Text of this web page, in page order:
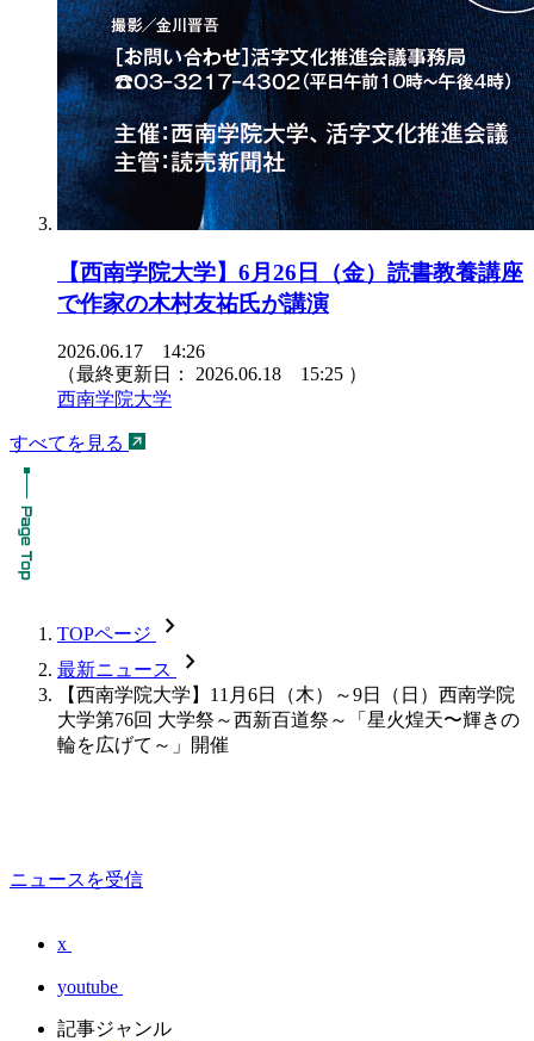
【西南学院大学】6月26日（金）読書教養講座
で作家の木村友祐氏が講演
2026.06.17 14:26
（最終更新日： 2026.06.18 15:25 ）
西南学院大学
すべてを見る
TOPページ chevron_forward
最新ニュース chevron_forward
【西南学院大学】11月6日（木）～9日（日）西南学院
大学第76回 大学祭～西新百道祭～「星火煌天〜輝きの
輪を広げて～」開催
ニュースを受信
x
youtube
記事ジャンル